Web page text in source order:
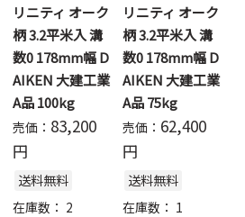
リニティ オーク
柄 3.2平米入 溝
数0 178mm幅 D
AIKEN 大建工業
A品 100kg
売価： 83,200
円
送料無料
在庫数： 2
リニティ オーク
柄 3.2平米入 溝
数0 178mm幅 D
AIKEN 大建工業
A品 75kg
売価： 62,400
円
送料無料
在庫数： 1